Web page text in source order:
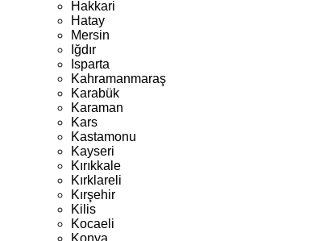
Hakkari
Hatay
Mersin
Iğdır
Isparta
Kahramanmaraş
Karabük
Karaman
Kars
Kastamonu
Kayseri
Kırıkkale
Kırklareli
Kırşehir
Kilis
Kocaeli
Konya